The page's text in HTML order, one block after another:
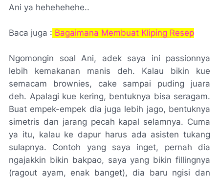
Ani ya hehehehehe..
Baca juga : Bagaimana Membuat Kliping Resep
Ngomongin soal Ani, adek saya ini passionnya
lebih kemakanan manis deh. Kalau bikin kue
semacam brownies, cake sampai puding juara
deh. Apalagi kue kering, bentuknya bisa seragam.
Buat empek-empek dia juga lebih jago, bentuknya
simetris dan jarang pecah kapal selamnya. Cuma
ya itu, kalau ke dapur harus ada asisten tukang
sulapnya. Contoh yang saya inget, pernah dia
ngajakkin bikin bakpao, saya yang bikinfillingnya
(ragout ayam, enak banget), dia baru ngisi dan